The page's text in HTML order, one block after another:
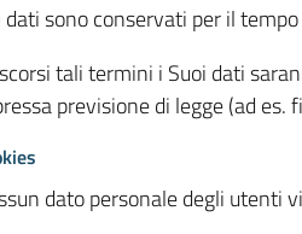
dati sono conservati per il
tali termini i Suoi dati
previsione di legge (ad es.
dato personale degli utenti